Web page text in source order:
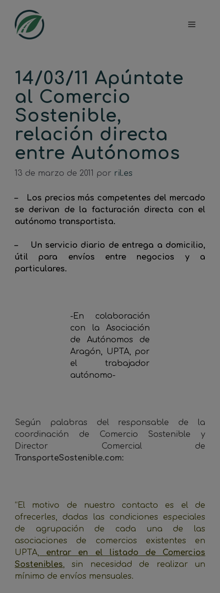
contenido
Menú
14/03/11 Apúntate
al Comercio
Sostenible,
relación directa
entre Autónomos
13 de marzo de 2011 por ril.es
– Los precios más competentes del mercado
se derivan de la facturación directa con el
autónomo transportista.
– Un servicio diario de entrega a domicilio,
útil para envíos entre negocios y a
particulares.
-En colaboración
con la Asociación
de Autónomos de
Aragón, UPTA, por
el trabajador
autónomo-
Según palabras del responsable de la
coordinación de Comercio Sostenible y
Director Comercial de
TransporteSostenible.com:
“El motivo de nuestro contacto es el de
ofrecerles, dadas las condiciones especiales
de agrupación de cada una de las
asociaciones de comercios existentes en
UPTA, entrar en el listado de Comercios
Sostenibles, sin necesidad de realizar un
mínimo de envíos mensuales.